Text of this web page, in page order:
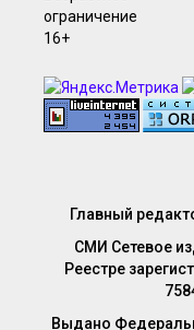
Главный
СМИ Сетевое
Реестре
Выдано